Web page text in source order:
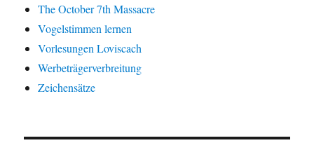
The October 7th Massacre
Vogelstimmen lernen
Vorlesungen Loviscach
Werbeträgerverbreitung
Zeichensätze